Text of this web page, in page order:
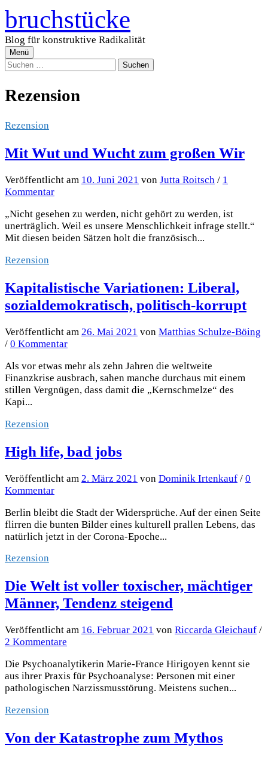
Zum
Inhalt
überspringen
bruchstücke
Blog für konstruktive Radikalität
Menü
Suchen
Rezension
Rezension
Mit Wut und Wucht zum großen Wir
Veröffentlicht am 10. Juni 2021 von Jutta Roitsch / 1
Kommentar
„Nicht gesehen zu werden, nicht gehört zu werden, ist
unerträglich. Weil es unsere Menschlichkeit infrage stellt.“
Mit diesen beiden Sätzen holt die französisch...
Rezension
Kapitalistische Variationen: Liberal,
sozialdemokratisch, politisch-korrupt
Veröffentlicht am 26. Mai 2021 von Matthias Schulze-Böing
/ 0 Kommentar
Als vor etwas mehr als zehn Jahren die weltweite
Finanzkrise ausbrach, sahen manche durchaus mit einem
stillen Vergnügen, dass damit die „Kernschmelze“ des
Kapi...
Rezension
High life, bad jobs
Veröffentlicht am 2. März 2021 von Dominik Irtenkauf / 0
Kommentar
Berlin bleibt die Stadt der Widersprüche. Auf der einen Seite
flirren die bunten Bilder eines kulturell prallen Lebens, das
natürlich jetzt in der Corona-Epoche...
Rezension
Die Welt ist voller toxischer, mächtiger
Männer, Tendenz steigend
Veröffentlicht am 16. Februar 2021 von Riccarda Gleichauf /
2 Kommentare
Die Psychoanalytikerin Marie-France Hirigoyen kennt sie
aus ihrer Praxis für Psychoanalyse: Personen mit einer
pathologischen Narzissmusstörung. Meistens suchen...
Rezension
Von der Katastrophe zum Mythos